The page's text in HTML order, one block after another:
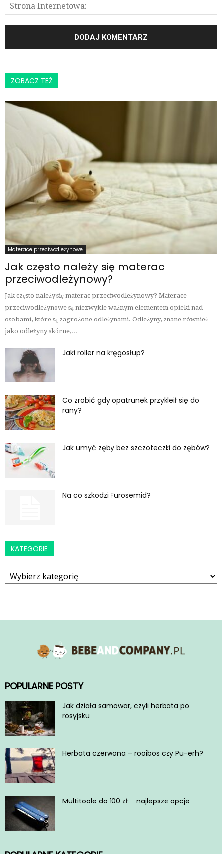
ZOBACZ TEŻ
Materace przeciwodleżynowe
Jak często należy się materac
przeciwodleżynowy?
Jak często należy się materac przeciwodleżynowy? Materace
przeciwodleżynowe są niezwykle ważnym elementem opieki nad
osobami, które są zagrożone odleżynami. Odleżyny, znane również
jako odleżyny skórne,...
Jaki roller na kręgosłup?
Co zrobić gdy opatrunek przykleił się do
rany?
Jak umyć zęby bez szczoteczki do zębów?
Na co szkodzi Furosemid?
KATEGORIE
Kategorie
POPULARNE POSTY
Jak działa samowar, czyli herbata po
rosyjsku
Herbata czerwona – rooibos czy Pu-erh?
Multitoole do 100 zł – najlepsze opcje